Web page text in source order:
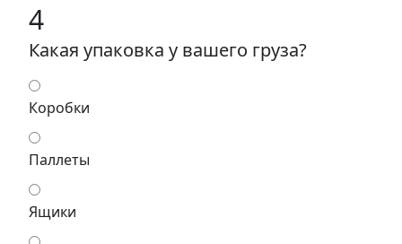
4
Какая упаковка у вашего груза?
Коробки
Паллеты
Ящики